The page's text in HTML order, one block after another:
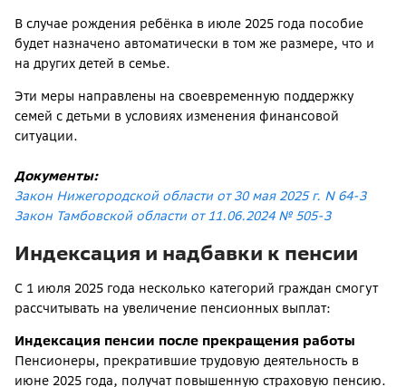
В случае рождения ребёнка в июле 2025 года пособие
будет назначено автоматически в том же размере, что и
на других детей в семье.
Эти меры направлены на своевременную поддержку
семей с детьми в условиях изменения финансовой
ситуации.
Документы:
Закон Нижегородской области от 30 мая 2025 г. N 64-З
Закон Тамбовской области от 11.06.2024 № 505-З
Индексация и надбавки к пенсии
С 1 июля 2025 года несколько категорий граждан смогут
рассчитывать на увеличение пенсионных выплат:
Индексация пенсии после прекращения работы
Пенсионеры, прекратившие трудовую деятельность в
июне 2025 года, получат повышенную страховую пенсию.